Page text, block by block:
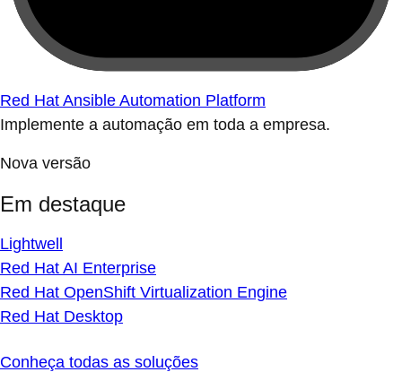
Red Hat Ansible Automation Platform
Implemente a automação em toda a empresa.
Nova versão
Em destaque
Lightwell
Red Hat AI Enterprise
Red Hat OpenShift Virtualization Engine
Red Hat Desktop
Conheça todas as soluções